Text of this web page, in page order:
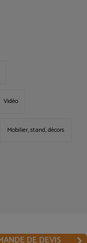
Vidéo
Mobilier, stand, décors
DE DEVIS